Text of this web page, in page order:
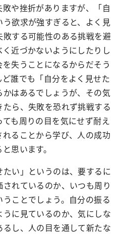
や挫折がありますが、「自
欲求が強すぎると、よく見
する可能性のある挑戦を避
近づかないようにしたりし
失うことになるからだそう
誰でも「自分をよく見せた
はあるでしょうが、その気
ら、失敗を恐れず挑戦する
も周りの目を気にせず耐え
ることから学び、人の成功
思います。
い」というのは、要するに
されているのか、いつも周り
ことでしょう。自分の振る
に見ているのか、気にしな
し、人の目を通して新たな